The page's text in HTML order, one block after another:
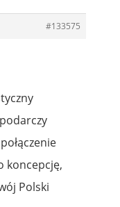
#133575
koncepcję,
Polski